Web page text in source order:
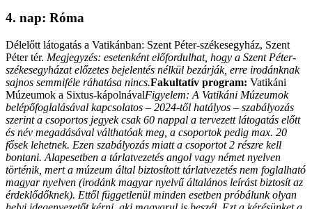
4. nap: Róma
Délelőtt látogatás a Vatikánban: Szent Péter-székesegyház, Szent
Péter tér. Megjegyzés: esetenként előfordulhat, hogy a Szent Péter-
székesegyházat előzetes bejelentés nélkül bezárják, erre irodánknak
sajnos semmiféle ráhatása nincs.Fakultatív program: Vatikáni
Múzeumok a Sixtus-kápolnávalFigyelem: A Vatikáni Múzeumok
belépőfoglalásával kapcsolatos – 2024-től hatályos – szabályozás
szerint a csoportos jegyek csak 60 nappal a tervezett látogatás előtt
és név megadásával válthatóak meg, a csoportok pedig max. 20
fősek lehetnek. Ezen szabályozás miatt a csoportot 2 részre kell
bontani. Alapesetben a tárlatvezetés angol vagy német nyelven
történik, mert a múzeum által biztosított tárlatvezetés nem foglalható
magyar nyelven (irodánk magyar nyelvű általános leírást biztosít az
érdeklődőknek). Ettől függetlenül minden esetben próbálunk olyan